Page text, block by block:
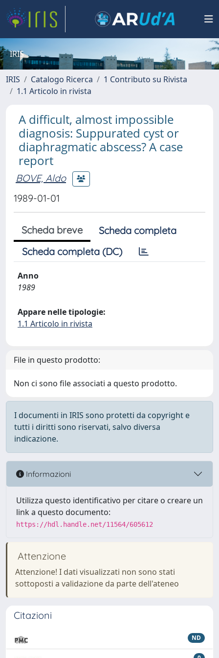
IRIS
IRIS Catalogo Ricerca
1 Contributo su Rivista
1.1 Articolo in rivista
A difficult, almost impossible
diagnosis: Suppurated cyst or
diaphragmatic abscess? A case
report
BOVE, Aldo
1989-01-01
Scheda breve
Scheda completa
Scheda completa (DC)
Anno
1989
Appare nelle tipologie:
1.1 Articolo in rivista
File in questo prodotto:
Non ci sono file associati a questo prodotto.
I documenti in IRIS sono protetti da copyright e
tutti i diritti sono riservati, salvo diversa
indicazione.
Informazioni
Utilizza questo identificativo per citare o creare un
link a questo documento:
https://hdl.handle.net/11564/605612
Attenzione
Attenzione! I dati visualizzati non sono stati
sottoposti a validazione da parte dell'ateneo
Citazioni
ND